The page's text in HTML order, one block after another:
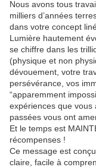
Nous avons tous
milliers d’années
dans votre concept
Lumière hautement
se chiffre dans les
(physique et non
dévouement, votre
persévérance, vos
“apparemment
expériences que vous
passées vous ont
Et le temps est
récompenses !
Ce message est
claire, facile à